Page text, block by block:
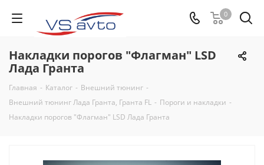
0
Накладки порогов "Флагман" LSD
Лада Гранта
Главная - Каталог - Внешний тюнинг -
Внешний тюнинг Лада Гранта, Гранта FL - Пороги и накладки -
Накладки порогов "Флагман" LSD Лада Гранта